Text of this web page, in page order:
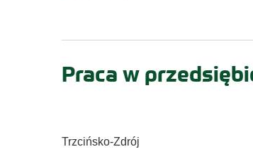
Praca w
Trzcińsko-Zdrój